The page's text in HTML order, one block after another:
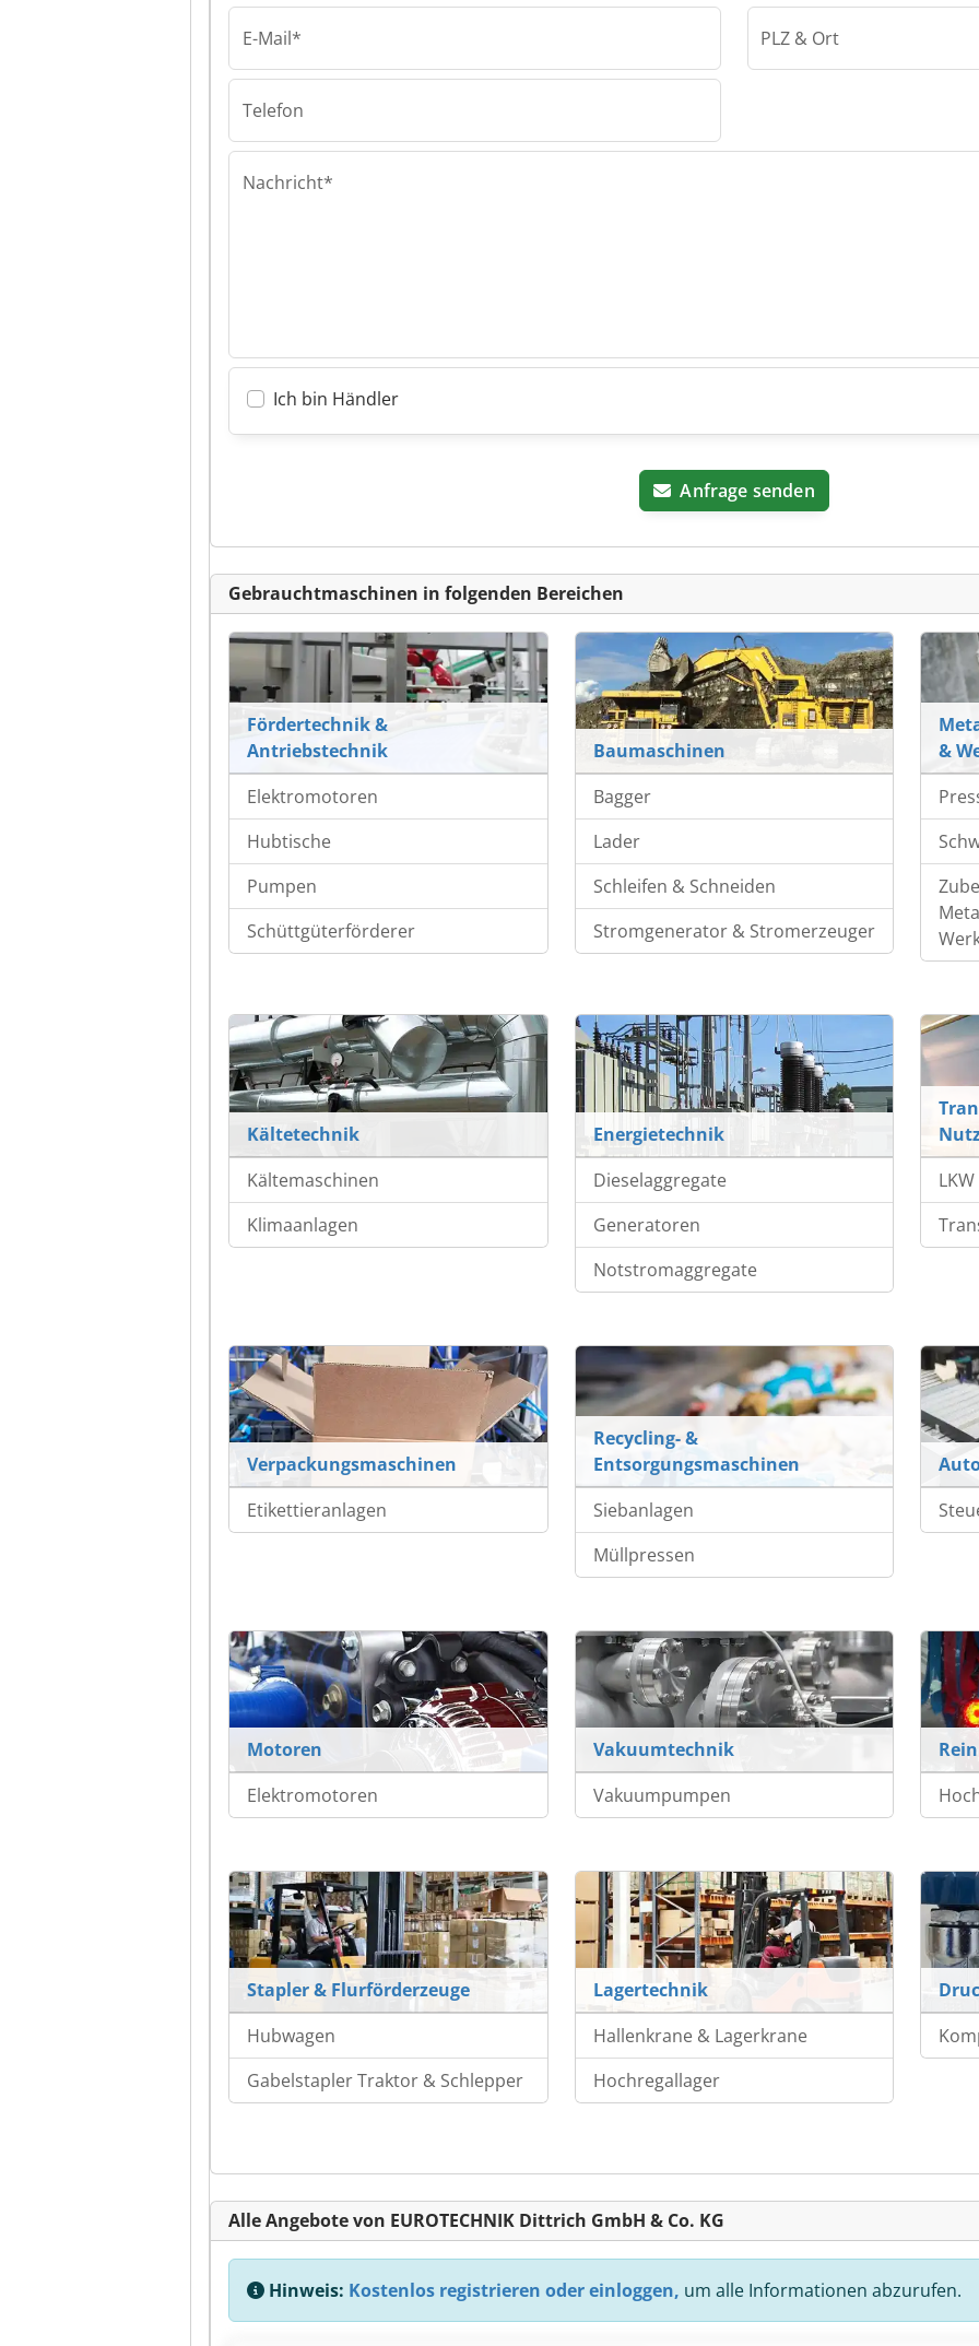
GmbH & Co. KG
E-Mail*
Telefon
PLZ & Ort
Nachricht*
Ich bin Händler
Anfrage senden
Gebrauchtmaschinen in folgenden Bereichen
Fördertechnik &
Antriebstechnik
Elektromotoren
Hubtische
Pumpen
Schüttgüterförderer
Baumaschinen
Bagger
Lader
Schleifen & Schneiden
Stromgenerator & Stromerzeuger
&
Kältetechnik
Kältemaschinen
Klimaanlagen
Energietechnik
Dieselaggregate
Generatoren
Notstromaggregate
Verpackungsmaschinen
Etikettieranlagen
Recycling- &
Entsorgungsmaschinen
Siebanlagen
Müllpressen
Motoren
Elektromotoren
Vakuumtechnik
Vakuumpumpen
Stapler & Flurförderzeuge
Hubwagen
Gabelstapler Traktor & Schlepper
Lagertechnik
Hallenkrane & Lagerkrane
Hochregallager
Alle Angebote von EUROTECHNIK Dittrich GmbH & Co. KG
Hinweis: Kostenlos registrieren oder einloggen, um alle Informationen abzurufen.